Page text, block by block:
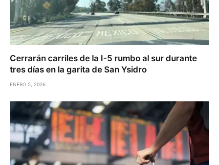
Cerrarán carriles de la I-5 rumbo al sur durante
tres días en la garita de San Ysidro
ENERO 5, 2026